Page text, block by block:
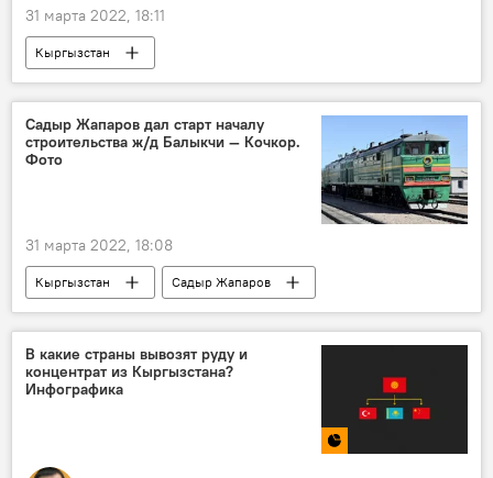
31 марта 2022, 18:11
Кыргызстан
Служба антимонопольного регулирования
нефтетрейдеры
доллар
Садыр Жапаров дал старт началу
строительства ж/д Балыкчи — Кочкор.
Фото
31 марта 2022, 18:08
Кыргызстан
Садыр Жапаров
Балыкчи
Кочкорский район
железная дорога
строительство
В какие страны вывозят руду и
концентрат из Кыргызстана?
Инфографика